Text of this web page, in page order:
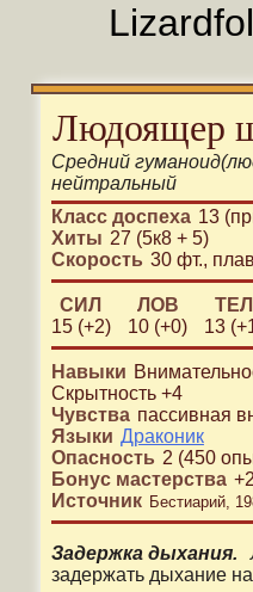
Людоящер
Средний гуманоид(
нейтральный
Класс доспеха 13
Хиты 27 (5к8 + 5)
Скорость 30 фт.,
СИЛ
15 (+2)
ЛОВ
10 (+0)
ТЕЛ
13
Навыки
Скрытность +4
Чувства пассивная
Языки Драконик
Опасность 2 (450
Бонус мастерства +2
Источник Бестиарий,
Задержка дыхания.
задержать дыхание